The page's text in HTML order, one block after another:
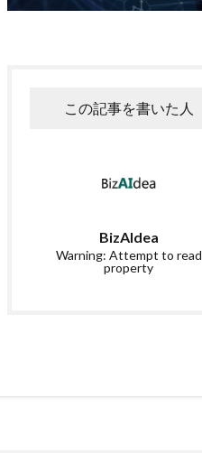
この記事を書いた人
BizAIdea
Warning: Attempt to read
property